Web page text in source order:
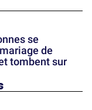
se
de
tombent sur